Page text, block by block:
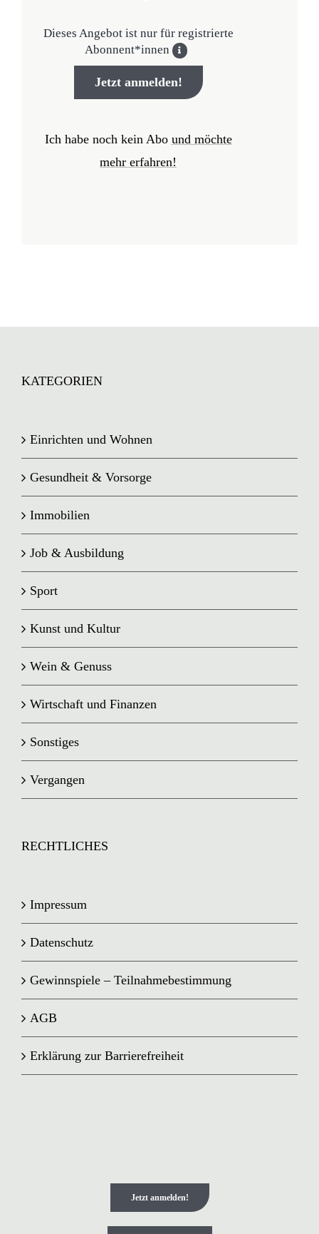
Dieses Angebot ist nur für registrierte
Abonnent*innen
Jetzt anmelden!
Ich habe noch kein Abo und möchte
mehr erfahren!
KATEGORIEN
Einrichten und Wohnen
Gesundheit & Vorsorge
Immobilien
Job & Ausbildung
Sport
Kunst und Kultur
Wein & Genuss
Wirtschaft und Finanzen
Sonstiges
Vergangen
RECHTLICHES
Impressum
Datenschutz
Gewinnspiele – Teilnahmebestimmung
AGB
Erklärung zur Barrierefreiheit
Jetzt anmelden!